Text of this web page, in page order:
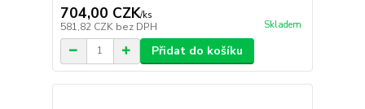
704,00 CZK/ks
581,82 CZK bez DPH Skladem
Přidat do košíku